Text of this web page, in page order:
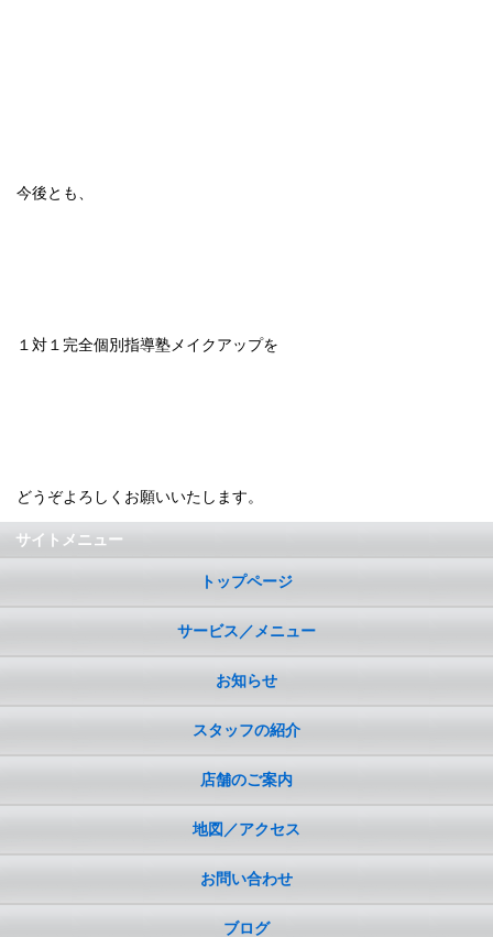
今後とも、
１対１完全個別指導塾メイクアップを
どうぞよろしくお願いいたします。
サイトメニュー
トップページ
サービス／メニュー
お知らせ
スタッフの紹介
店舗のご案内
地図／アクセス
お問い合わせ
ブログ